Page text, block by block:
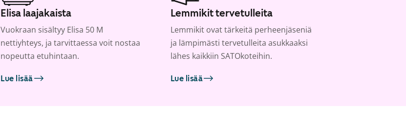
Elisa laajakaista
Vuokraan sisältyy Elisa 50 M
nettiyhteys, ja tarvittaessa voit nostaa
nopeutta etuhintaan.
Lue lisää
Lemmikit tervetulleita
Lemmikit ovat tärkeitä perheenjäseniä
ja lämpimästi tervetulleita asukkaaksi
lähes kaikkiin SATOkoteihin.
Lue lisää